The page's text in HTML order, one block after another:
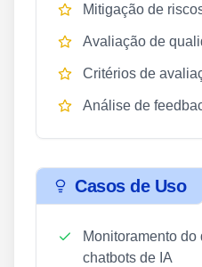
Mitigação de
Avaliação de
Critérios de
Análise de
Casos de Uso
Monitoramento
chatbots de IA